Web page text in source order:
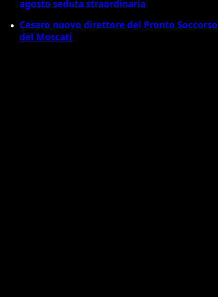
agosto seduta straordinaria
Cesaro nuovo direttore del Pronto Soccorso
del Moscati